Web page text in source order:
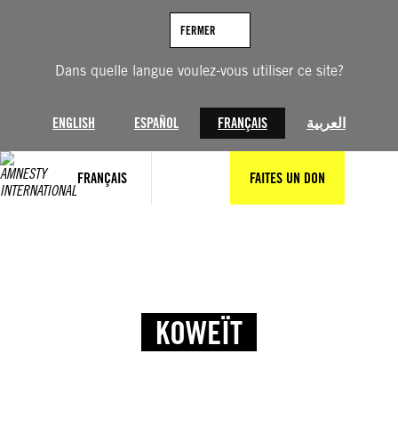
Dans quelle langue voulez-vous utiliser ce site?
ENGLISH ESPAÑOL FRANÇAIS العربية
FERMER
FRANÇAIS FAITES UN DON
KOWEÏT